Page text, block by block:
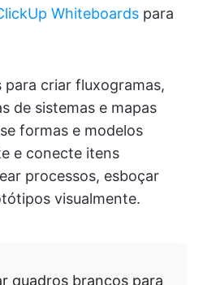
Whiteboards para
para criar fluxogramas,
de sistemas e mapas
formas e modelos
e conecte itens
processos, esboçar
visualmente.
quadros brancos para